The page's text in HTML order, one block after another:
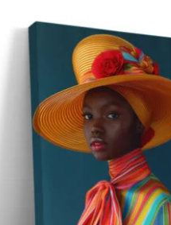
až
149,88 €
−9%